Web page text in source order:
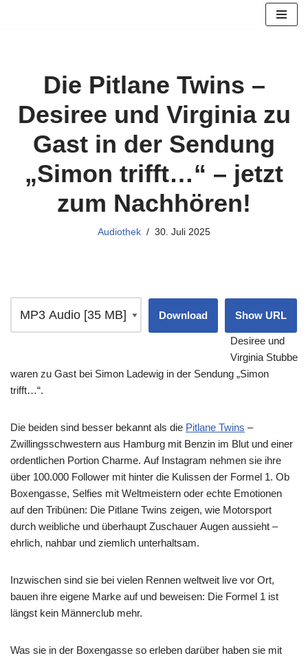
Die Pitlane Twins –
Desiree und Virginia zu
Gast in der Sendung
„Simon trifft…“ – jetzt
zum Nachhören!
Audiothek 30. Juli 2025
Download Show URL
Desiree und
Virginia Stubbe
waren zu Gast bei Simon Ladewig in der Sendung „Simon
trifft…“.
Die beiden sind besser bekannt als die Pitlane Twins –
Zwillingsschwestern aus Hamburg mit Benzin im Blut und einer
ordentlichen Portion Charme. Auf Instagram nehmen sie ihre
über 100.000 Follower mit hinter die Kulissen der Formel 1. Ob
Boxengasse, Selfies mit Weltmeistern oder echte Emotionen
auf den Tribünen: Die Pitlane Twins zeigen, wie Motorsport
durch weibliche und überhaupt Zuschauer Augen aussieht –
ehrlich, nahbar und ziemlich unterhaltsam.
Inzwischen sind sie bei vielen Rennen weltweit live vor Ort,
bauen ihre eigene Marke auf und beweisen: Die Formel 1 ist
längst kein Männerclub mehr.
Was sie in der Boxengasse so erleben darüber haben sie mit